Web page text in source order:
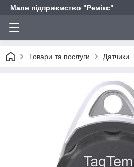
Мале підприємство "Ремікс"
Товари та послуги Датчики